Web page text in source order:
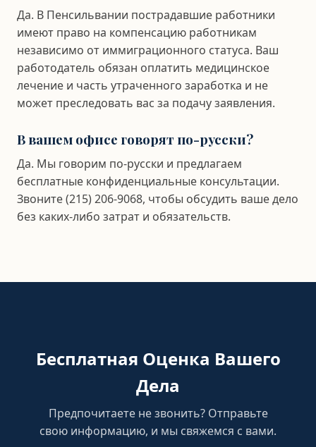
Да. В Пенсильвании пострадавшие работники
имеют право на компенсацию работникам
независимо от иммиграционного статуса. Ваш
работодатель обязан оплатить медицинское
лечение и часть утраченного заработка и не
может преследовать вас за подачу заявления.
В вашем офисе говорят по-русски?
Да. Мы говорим по-русски и предлагаем
бесплатные конфиденциальные консультации.
Звоните (215) 206-9068, чтобы обсудить ваше дело
без каких-либо затрат и обязательств.
Бесплатная Оценка Вашего
Дела
Предпочитаете не звонить? Отправьте
свою информацию, и мы свяжемся с вами.